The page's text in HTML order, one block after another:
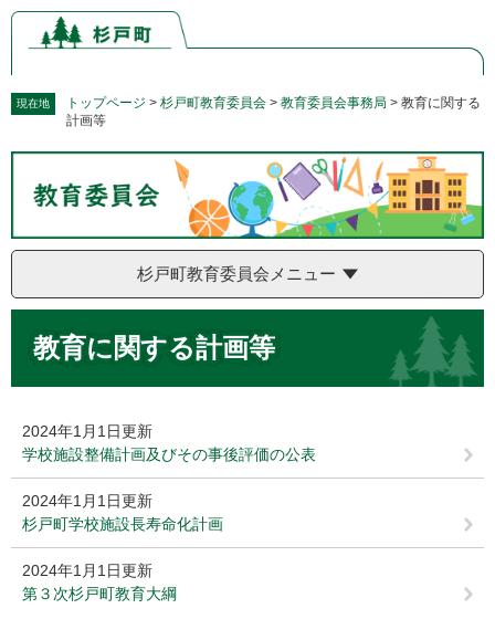
ペ
の
で
メ
ー
ば
文
現在地 トップページ > 杉戸町教育委員会 > 教育委員会事務局 > 教育に関する
計画等
杉戸町教育委員会メニュー
教育に関する計画等
2024年1月1日更新
学校施設整備計画及びその事後評価の公表
2024年1月1日更新
杉戸町学校施設長寿命化計画
2024年1月1日更新
第３次杉戸町教育大綱